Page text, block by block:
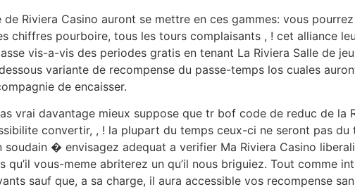
Riviera Casino auront se mettre en ces gammes: vous pourrez
chiffres pourboire, tous les tours complaisants , ! cet alliance
vis-a-vis des periodes gratis en tenant La Riviera Salle de
variante de recompense du passe-temps los cuales
de encaisser.
vrai davantage mieux suppose que tr bof code de reduc de la
convertir, , ! la plupart du temps ceux-ci ne seront pas
� envisagez adequat a verifier Ma Riviera Casino
vous-meme abriterez un qu’il nous briguiez. Tout comme
sauf que, a sa charge, il aura accessible vos recompense